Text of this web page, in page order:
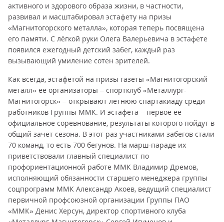
активного и здорового образа жизни, в частности,
развивал и масштабировал эстафету на призы
«Магнитогорского металла», которая теперь посвящена
его памяти. С лёгкой руки Олега Валерьевича в эстафете
появился ежегодный детский забег, каждый раз
вызывающий умиление сотен зрителей.
Как всегда, эстафетой на призы газеты «Магнитогорский
металл» её организаторы – спортклуб «Металлург-
Магнитогорск» – открывают летнюю спартакиаду среди
работников Группы ММК. И эстафета – первое её
официальное соревнование, результаты которого пойдут в
общий зачёт сезона. В этот раз участниками забегов стали
70 команд, то есть 700 бегунов. На марш-параде их
приветствовали главный специалист по
профориентационной работе ММК Владимир Дремов,
исполняющий обязанности старшего менеджера группы
соцпрограмм ММК Александр Акоев, ведущий специалист
первичной профсоюзной организации Группы ПАО
«ММК» Денис Херсун, директор спортивного клуба